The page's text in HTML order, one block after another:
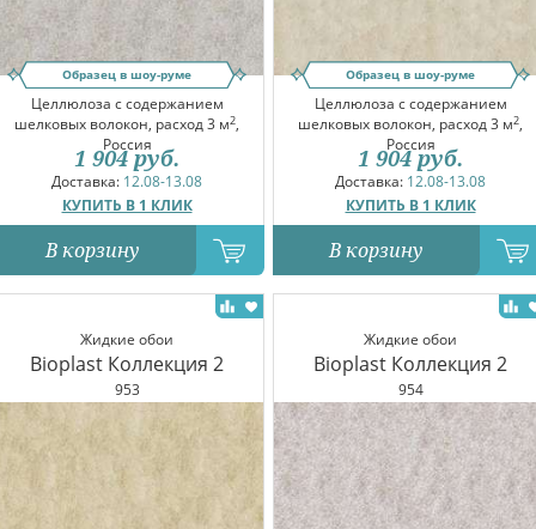
Образец в шоу-руме
Целлюлоза с содержанием
шелковых волокон, расход 3 м2,
Россия
Доставка: 12.08-13.08
КУПИТЬ В 1 КЛИК
1 904 руб.
В корзину
Образец в шоу-руме
Целлюлоза с содержанием
шелковых волокон, расход 3 м2,
Россия
Доставка: 12.08-13.08
КУПИТЬ В 1 КЛИК
1 904 руб.
В корзину
Жидкие обои
Bioplast Коллекция 2
953
Жидкие обои
Bioplast Коллекция 2
954